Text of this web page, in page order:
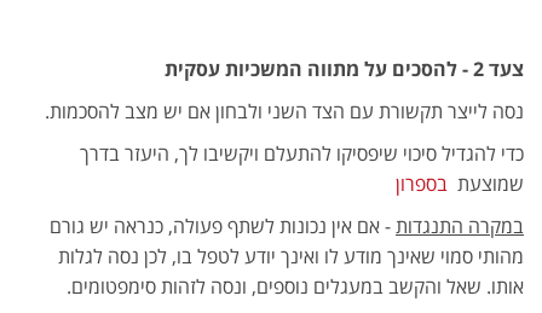
צעד 2 - להסכים על מתווה המשכיות עסקית
נסה לייצר תקשורת עם הצד השני ולבחון אם יש מצב להסכמות.
כדי להגדיל סיכוי שיפסיקו להתעלם ויקשיבו לך, היעזר בדרך
שמוצעת בספרון
במקרה התנגדות- אם אין נכונות לשתף פעולה, כנראה יש גורם
מהותי סמוי שאינך מודע לו ואינך יודע לטפל בו, לכן נסה לגלות
אותו. שאל והקשב במעגלים נוספים, ונסה לזהות סימפטומים.